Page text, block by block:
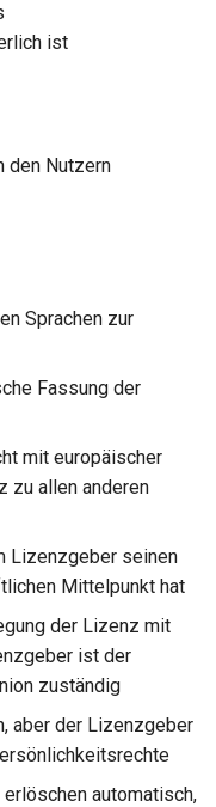
ist
den Nutzern
Sprachen zur
Fassung der
mit europäischer
zu allen anderen
Lizenzgeber seinen
Mittelpunkt hat
der Lizenz mit
ist der
zuständig
aber der Lizenzgeber
automatisch,